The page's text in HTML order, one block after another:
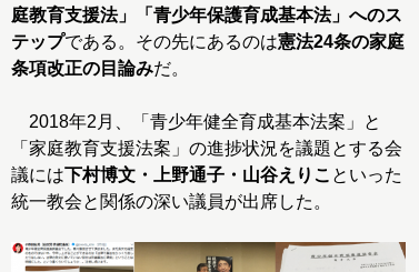
庭教育支援法」「青少年保護育成基本法」へのス
テップである。その先にあるのは憲法24条の家庭
条項改正の目論みだ。
2018年2月、「青少年健全育成基本法案」と
「家庭教育支援法案」の進捗状況を議題とする会
議には下村博文・上野通子・山谷えりこ といった
統一教会と関係の深い議員が出席した。